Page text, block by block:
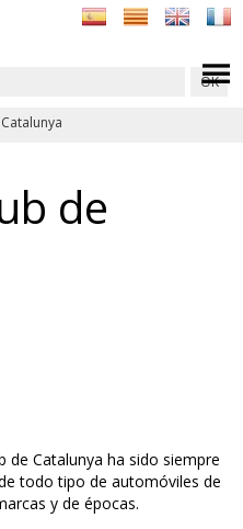
de
de Catalunya ha sido siempre
todo tipo de automóviles de
y de épocas.